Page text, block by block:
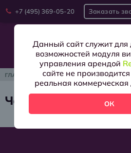
+7 (495) 369-05-20 Заказать
Данный сайт служит для
возможностей модуля
управления арендой
сайте не
реальная коммерческая
ОК
Аренда
Условия
ГЛАВНАЯ ЧАСТЫЕ ВОПРОСЫ
Частые вопросы